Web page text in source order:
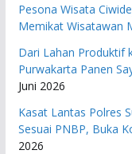
Pesona Wisata
Memikat Wisatawan
Dari Lahan Produktif
Purwakarta Panen
Juni 2026
Kasat Lantas Polres
Sesuai PNBP, Buka
2026